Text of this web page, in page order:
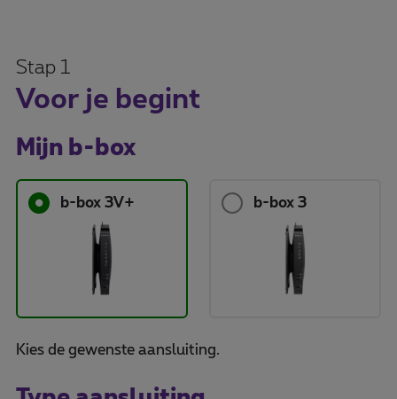
Stap 1
Voor je begint
Mijn b-box
b-box 3V+ b-box 3
Kies de gewenste aansluiting.